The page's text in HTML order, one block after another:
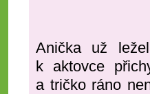
Anička už
k aktovce
a tričko ráno